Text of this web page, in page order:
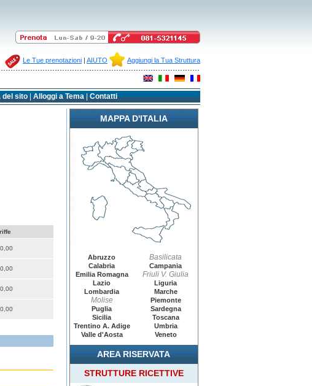
Le Tue prenotazioni | AIUTO Aggiungi la Tua Struttura
del sito| Alloggi a Tema |Contatti
MAPPA D'ITALIA
Abruzzo
Calabria
Emilia Romagna
Lazio
Lombardia
Molise
Puglia
Sicilia
Trentino A. Adige
Valle d'Aosta
Basilicata
Campania
Friuli V. Giulia
Liguria
Marche
Piemonte
Sardegna
Toscana
Umbria
Veneto
AREA RISERVATA
STRUTTURE RICETTIVE